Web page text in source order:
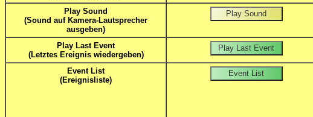
Play Sound
(Sound auf Kamera-Lautsprecher
ausgeben)
Play Last Event
(Letztes Ereignis wiedergeben)
Event List
(Ereignisliste)